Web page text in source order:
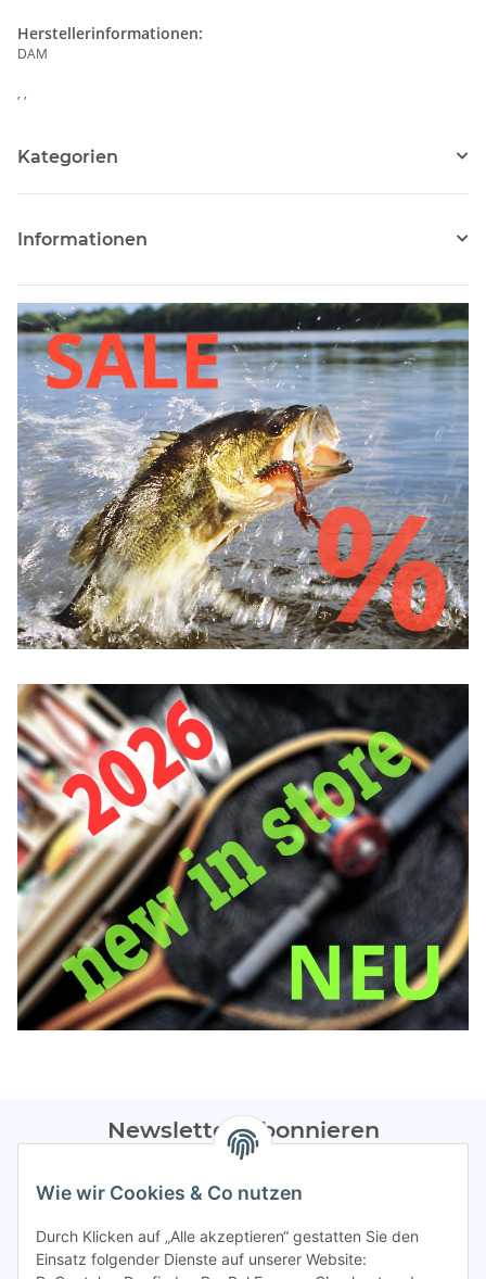
Herstellerinformationen:
DAM
, ,
Kategorien
Informationen
Newsletter Abonnieren
Bitte sendet mir entsprechend eurer
regelmäßig Infos zu euren Aktionen per E-Mail zu.
Abonnieren
Wie wir Cookies & Co nutzen
Durch Klicken auf „Alle akzeptieren“ gestatten Sie den
Einsatz folgender Dienste auf unserer Website: